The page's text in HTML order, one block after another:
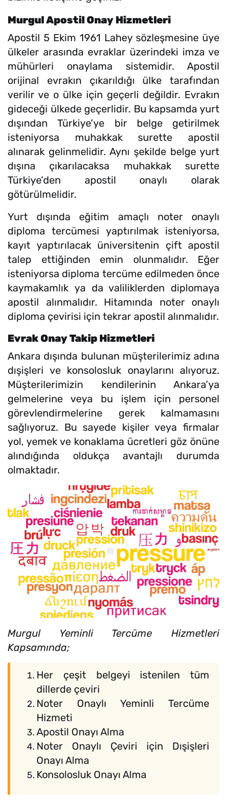
Murgul Apostil Onay Hizmetleri
Apostil 5 Ekim 1961 Lahey sözleşmesine üye
ülkeler arasında evraklar üzerindeki imza ve
mühürleri onaylama sistemidir. Apostil
orijinal evrakın çıkarıldığı ülke tarafından
verilir ve o ülke için geçerli değildir. Evrakın
gideceği ülkede geçerlidir. Bu kapsamda yurt
dışından Türkiye’ye bir belge getirilmek
isteniyorsa muhakkak surette apostil
alınarak gelinmelidir. Aynı şekilde belge yurt
dışına çıkarılacaksa muhakkak surette
Türkiye’den apostil onaylı olarak
götürülmelidir.
Yurt dışında eğitim amaçlı noter onaylı
diploma tercümesi yaptırılmak isteniyorsa,
kayıt yaptırılacak üniversitenin çift apostil
talep ettiğinden emin olunmalıdır. Eğer
isteniyorsa diploma tercüme edilmeden önce
kaymakamlık ya da valiliklerden diplomaya
apostil alınmalıdır. Hitamında noter onaylı
diploma çevirisi için tekrar apostil alınmalıdır.
Evrak Onay Takip Hizmetleri
Ankara dışında bulunan müşterilerimiz adına
dışişleri ve konsolosluk onaylarını alıyoruz.
Müşterilerimizin kendilerinin Ankara’ya
gelmelerine veya bu işlem için personel
görevlendirmelerine gerek kalmamasını
sağlıyoruz. Bu sayede kişiler veya firmalar
yol, yemek ve konaklama ücretleri göz önüne
alındığında oldukça avantajlı durumda
olmaktadır.
Murgul Yeminli Tercüme Hizmetleri
Kapsamında;
Her çeşit belgeyi istenilen tüm
dillerde çeviri
Noter Onaylı Yeminli Tercüme
Hizmeti
Apostil Onayı Alma
Noter Onaylı Çeviri için Dışişleri
Onayı Alma
Konsolosluk Onayı Alma